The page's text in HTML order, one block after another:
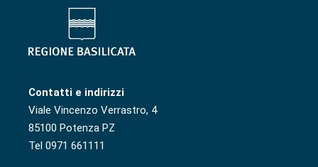
Contatti e indirizzi
Viale Vincenzo Verrastro, 4
85100 Potenza PZ
Tel 0971 661111